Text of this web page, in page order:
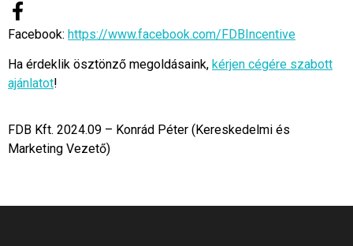
Facebook: https://www.facebook.com/FDBIncentive
Ha érdeklik ösztönző megoldásaink, kérjen cégére szabott
ajánlatot!
FDB Kft. 2024.09 – Konrád Péter (Kereskedelmi és
Marketing Vezető)